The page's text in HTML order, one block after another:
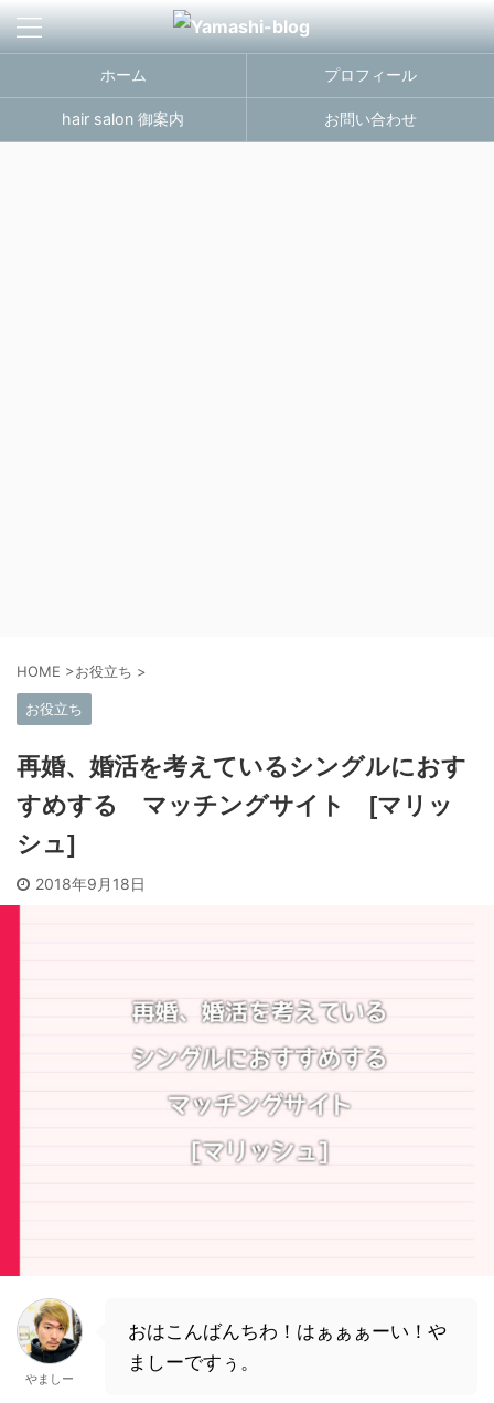
ホーム プロフィール
hair salon 御案内 お問い合わせ
HOME >お役立ち >
お役立ち
再婚、婚活を考えているシングルにおす
すめする マッチングサイト [マリッ
シュ]
2018年9月18日
やましー
おはこんばんちわ！はぁぁぁーい！や
ましーですぅ。